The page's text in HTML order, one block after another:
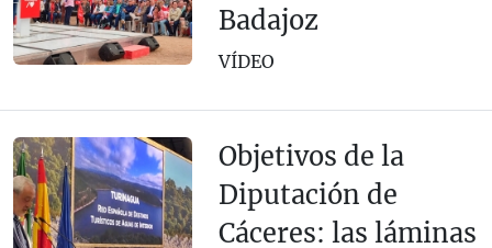
Badajoz
VÍDEO
Objetivos de la
Diputación de
Cáceres: las láminas